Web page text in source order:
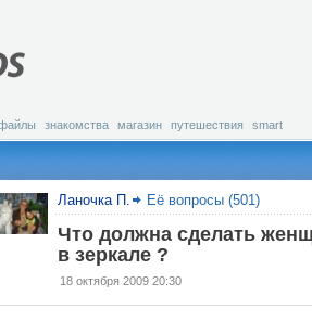
знакомства магазин путешествия smart
Ланочка П. Её вопросы (501)
Что должна сделать
в зеркале ?
18 октября 2009 20:30